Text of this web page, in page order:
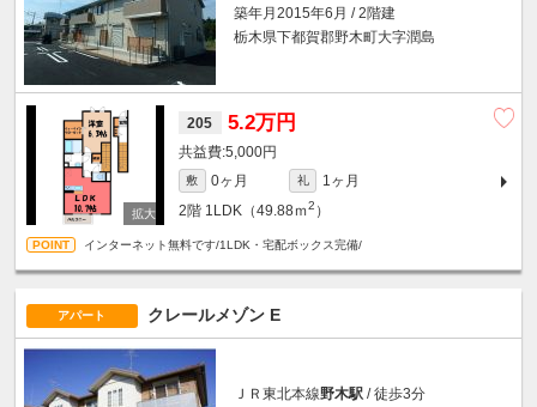
築年月2015年6月 / 2階建
栃木県下都賀郡野木町大字潤島
205 5.2万円
5,000円
敷 0ヶ月 礼
1ヶ月
2階 1LDK（49.88ｍ2 ）
インターネット無料です/1LDK・宅配ボックス完備/
アパート クレールメゾン E
ＪＲ東北本線野木駅 / 徒歩3分